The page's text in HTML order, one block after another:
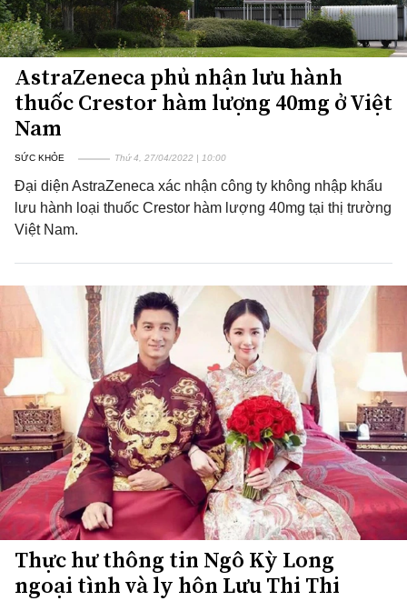
AstraZeneca phủ nhận lưu hành
thuốc Crestor hàm lượng 40mg ở Việt
Nam
SỨC KHỎE Thứ 4, 27/04/2022 | 10:00
Đại diện AstraZeneca xác nhận công ty không nhập khẩu
lưu hành loại thuốc Crestor hàm lượng 40mg tại thị trường
Việt Nam.
Thực hư thông tin Ngô Kỳ Long
ngoại tình và ly hôn Lưu Thi Thi